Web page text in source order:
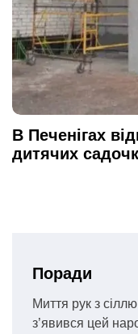
В Печенігах
дитячих
Поради
Миття рук з сіллю
з’явився цей